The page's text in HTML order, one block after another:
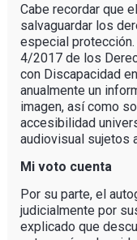
Cabe recordar que
salvaguardar los
especial
4/2017 de los
con Discapacidad
anualmente un
imagen, así como
accesibilidad
audiovisual sujetos
Mi voto cuenta
Por su parte, el
judicialmente por
explicado que